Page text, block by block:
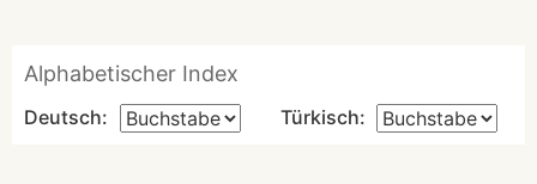
Alphabetischer Index
Deutsch: Türkisch: